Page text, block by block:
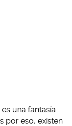
una fantasía
por eso, existen